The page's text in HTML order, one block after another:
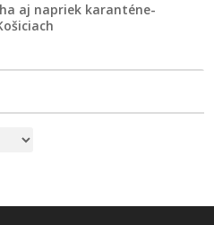
aj napriek karanténe-